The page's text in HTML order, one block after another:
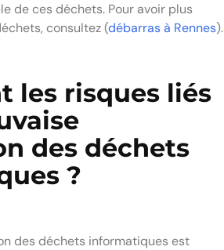
de ces déchets. Pour avoir plus
consultez (débarras à Rennes).
les risques liés
des déchets
?
des déchets informatiques est